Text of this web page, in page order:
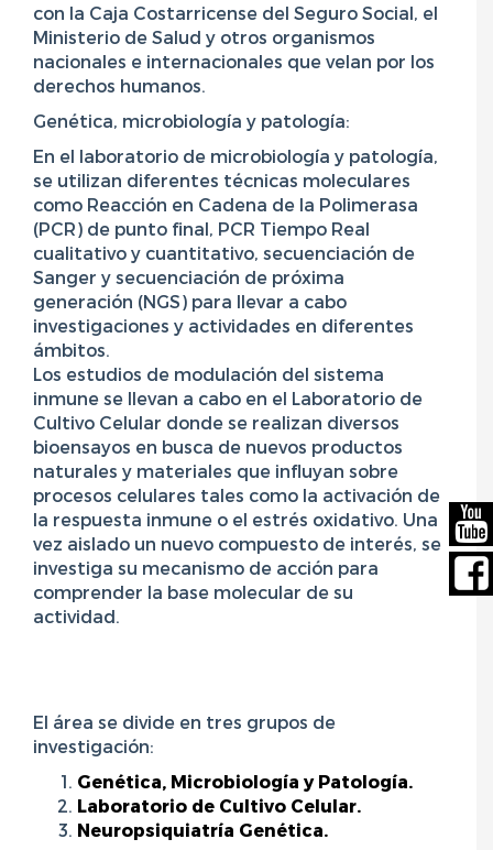
con la Caja Costarricense del Seguro Social, el
Ministerio de Salud y otros organismos
nacionales e internacionales que velan por los
derechos humanos.
Genética, microbiología y patología:
En el laboratorio de microbiología y patología,
se utilizan diferentes técnicas moleculares
como Reacción en Cadena de la Polimerasa
(PCR) de punto final, PCR Tiempo Real
cualitativo y cuantitativo, secuenciación de
Sanger y secuenciación de próxima
generación (NGS) para llevar a cabo
investigaciones y actividades en diferentes
ámbitos.
Los estudios de modulación del sistema
inmune se llevan a cabo en el Laboratorio de
Cultivo Celular donde se realizan diversos
bioensayos en busca de nuevos productos
naturales y materiales que influyan sobre
procesos celulares tales como la activación de
la respuesta inmune o el estrés oxidativo. Una
vez aislado un nuevo compuesto de interés, se
investiga su mecanismo de acción para
comprender la base molecular de su
actividad.
El área se divide en tres grupos de
investigación:
Genética, Microbiología y Patología.
Laboratorio de Cultivo Celular.
Neuropsiquiatría Genética.